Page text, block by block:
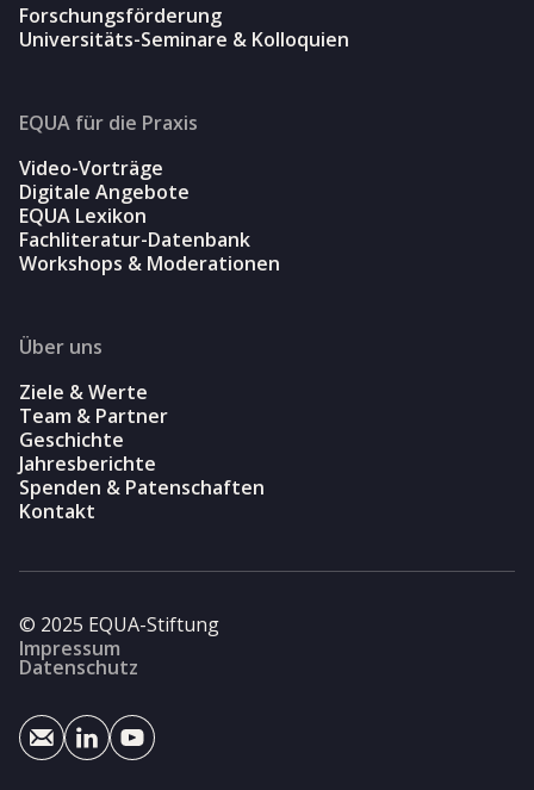
Forschungsförderung
Universitäts-Seminare & Kolloquien
EQUA für die Praxis
Video-Vorträge
Digitale Angebote
EQUA Lexikon
Fachliteratur-Datenbank
Workshops & Moderationen
Über uns
Ziele & Werte
Team & Partner
Geschichte
Jahresberichte
Spenden & Patenschaften
Kontakt
© 2025 EQUA-Stiftung
Impressum
Datenschutz